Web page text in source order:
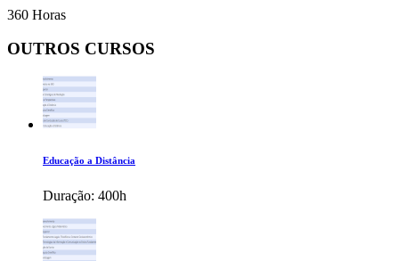
360 Horas
OUTROS CURSOS
Educação a Distância
Duração: 400h